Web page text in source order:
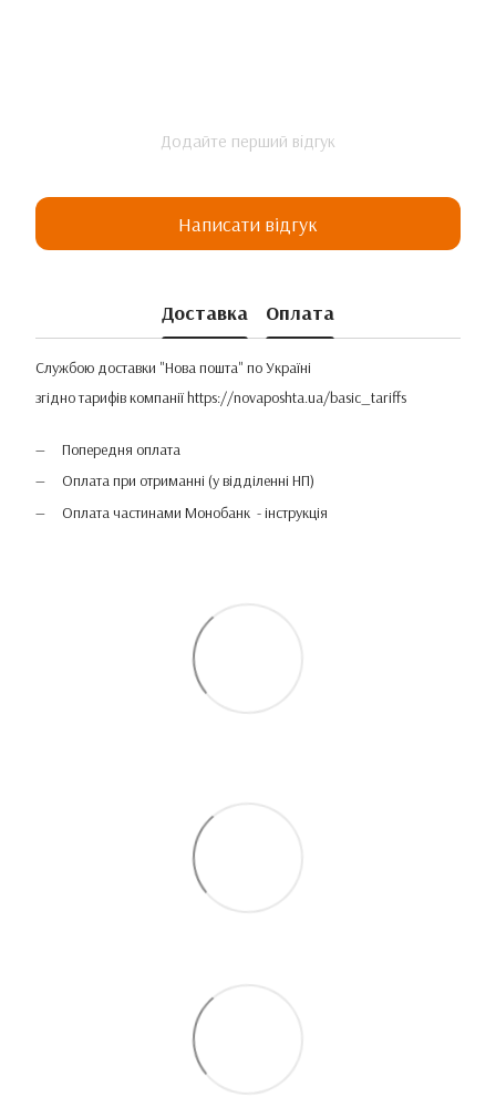
Додайте перший відгук
Написати відгук
Доставка Оплата
Службою доставки "Нова пошта" по Україні
згідно тарифів компаніїhttps://novaposhta.ua/basic_tariffs
Попередня оплата
Оплата при отриманні (у відділенні НП)
Оплата частинами Монобанк - інструкція